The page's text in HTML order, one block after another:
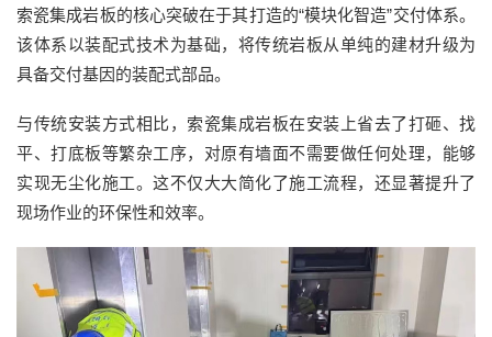
索瓷集成岩板的核心突破在于其打造的“模块化智造”交付体系。
该体系以装配式技术为基础，将传统岩板从单纯的建材升级为
具备交付基因的装配式部品。
与传统安装方式相比，索瓷集成岩板在安装上省去了打砸、找
平、打底板等繁杂工序，对原有墙面不需要做任何处理，能够
实现无尘化施工。这不仅大大简化了施工流程，还显著提升了
现场作业的环保性和效率。